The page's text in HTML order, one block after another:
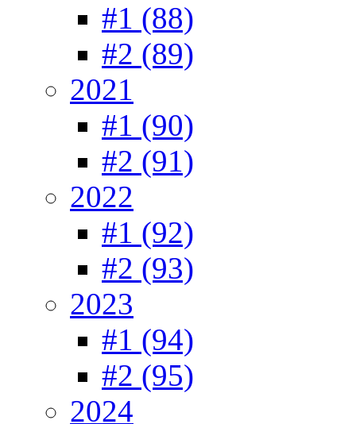
#1 (88)
#2 (89)
2021
#1 (90)
#2 (91)
2022
#1 (92)
#2 (93)
2023
#1 (94)
#2 (95)
2024